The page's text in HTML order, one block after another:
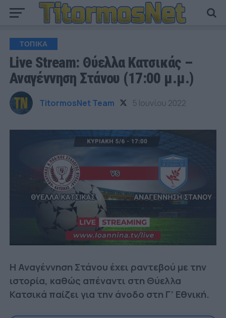
ΤΟΠΙΚΑ
Live Stream: Θύελλα Κατσικάς –
Αναγέννηση Στάνου (17:00 μ.μ.)
TitormosNet Team 5 Ιουνίου 2022
Η Αναγέννηση Στάνου έχει ραντεβού με την
ιστορία, καθώς απέναντι στη Θύελλα
Κατσικά παίζει για την άνοδο στη Γ’ Εθνική.